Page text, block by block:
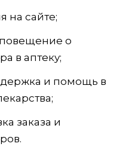
на сайте;
о
в аптеку;
и помощь в
заказа и